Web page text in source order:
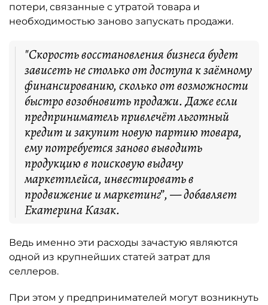
потери, связанные с утратой товара и
необходимостью заново запускать продажи.
"Скорость восстановления бизнеса будет
зависеть не столько от доступа к заёмному
финансированию, сколько от возможности
быстро возобновить продажи. Даже если
предприниматель привлечёт льготный
кредит и закупит новую партию товара,
ему потребуется заново выводить
продукцию в поисковую выдачу
маркетплейса, инвестировать в
продвижение и маркетинг”, — добавляет
Екатерина Казак.
Ведь именно эти расходы зачастую являются
одной из крупнейших статей затрат для
селлеров.
При этом у предпринимателей могут возникнуть